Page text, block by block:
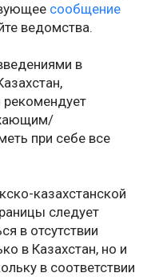
сообщение
ведомства.
в
рекомендует
при себе все
казахстанской
следует
в отсутствии
в Казахстан, но и
в соответствии